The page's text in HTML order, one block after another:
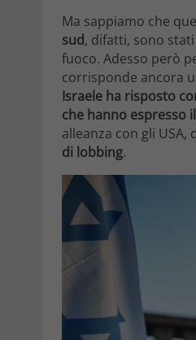
Ma sappiamo che
sud, difatti, sono stati
fuoco. Adesso però
corrisponde ancora
Israele ha risposto
che hanno espresso
alleanza con gli
di lobbing.